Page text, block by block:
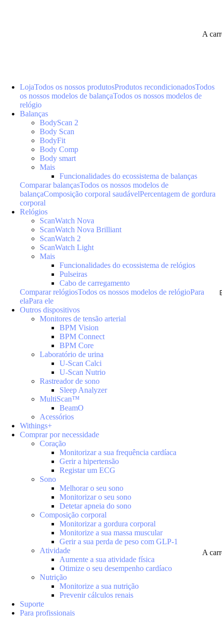
A
A
LojaTodos os nossos produtosProdutos recondicionadosTodos
os nossos modelos de balançaTodos os nossos modelos de
relógio
Balanças
BodyScan 2
Body Scan
BodyFit
Body Comp
Body smart
Mais
Funcionalidades do ecossistema de balanças
Comparar balançasTodos os nossos modelos de
balançaComposição corporal saudávelPercentagem de gordura
corporal
Relógios
ScanWatch Nova
ScanWatch Nova Brilliant
ScanWatch 2
ScanWatch Light
Mais
Funcionalidades do ecossistema de relógios
Pulseiras
Cabo de carregamento
Comparar relógiosTodos os nossos modelos de relógioPara
elaPara ele
Outros dispositivos
Monitores de tensão arterial
BPM Vision
BPM Connect
BPM Core
Laboratório de urina
U-Scan Calci
U-Scan Nutrio
Rastreador de sono
Sleep Analyzer
MultiScan™
BeamO
Acessórios
Withings+
Comprar por necessidade
Coração
Monitorizar a sua frequência cardíaca
Gerir a hipertensão
Registar um ECG
Sono
Melhorar o seu sono
Monitorizar o seu sono
Detetar apneia do sono
Composição corporal
Monitorizar a gordura corporal
Monitorize a sua massa muscular
Gerir a sua perda de peso com GLP-1
Atividade
Aumente a sua atividade física
Otimize o seu desempenho cardíaco
Nutrição
Monitorize a sua nutrição
Prevenir cálculos renais
Suporte
Para profissionais